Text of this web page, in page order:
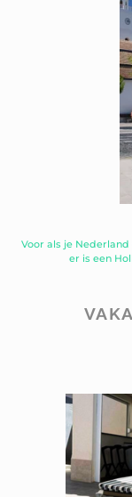
Voor als je
er is een